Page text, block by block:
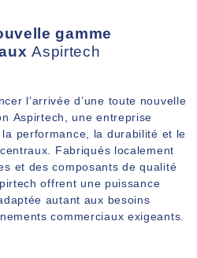
gamme
Aspirtech
l’arrivée d’une toute nouvelle
Aspirtech
, une entreprise
performance, la durabilité et le
Fabriqués localement
et des composants de qualité
offrent une puissance
autant aux besoins
commerciaux exigeants.